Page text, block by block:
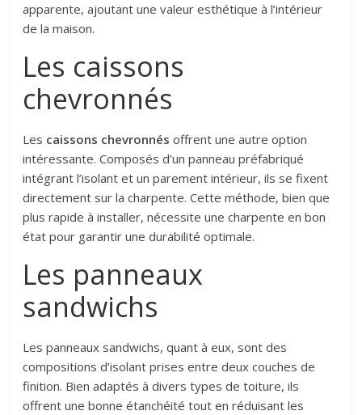
apparente, ajoutant une valeur esthétique à l’intérieur
de la maison.
Les caissons
chevronnés
Les caissons chevronnés offrent une autre option
intéressante. Composés d’un panneau préfabriqué
intégrant l’isolant et un parement intérieur, ils se fixent
directement sur la charpente. Cette méthode, bien que
plus rapide à installer, nécessite une charpente en bon
état pour garantir une durabilité optimale.
Les panneaux
sandwichs
Les panneaux sandwichs, quant à eux, sont des
compositions d’isolant prises entre deux couches de
finition. Bien adaptés à divers types de toiture, ils
offrent une bonne étanchéité tout en réduisant les